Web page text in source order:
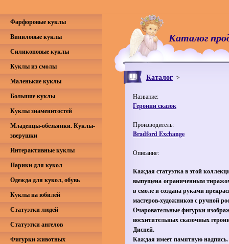
Каталог
Каталог
Название:
Героини сказок
Производитель:
Bradford Exchange
Описание:
Каждая статуэтка в этой
выпущена ограниченным
в смоле и создана руками
мастеров-художников с ручной
Очаровательные фигурки
восхитительных сказочных
Дисней.
Каждая имеет памятную надпись.
Фарфоровые куклы
Виниловые куклы
Силиконовые куклы
Куклы из смолы
Маленькие куклы
Большие куклы
Куклы знаменитостей
Младенцы-обезьянки. Куклы-
зверушки
Интерактивные куклы
Парики для кукол
Одежда для кукол, обувь
Куклы на юбилей
Статуэтки людей
Статуэтки ангелов
Фигурки животных